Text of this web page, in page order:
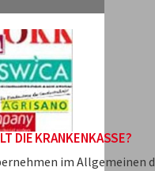
DIE KRANKENKASSE?
im Allgemeinen